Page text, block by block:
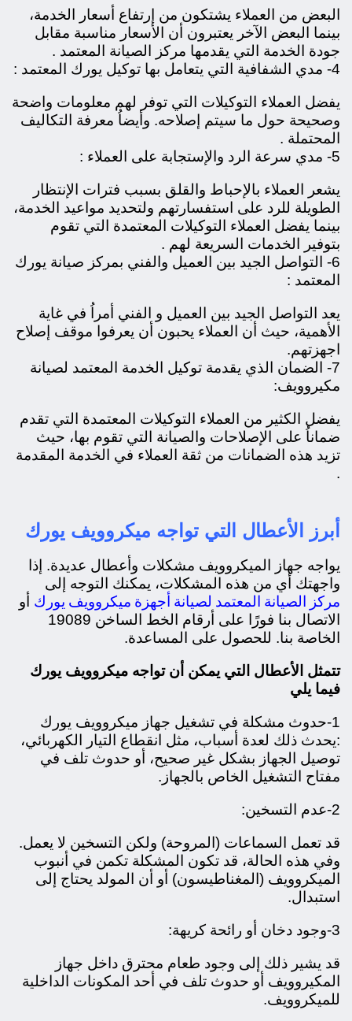
البعض من العملاء يشتكون من إرتفاع أسعار الخدمة،
بينما البعض الآخر يعتبرون أن الأسعار مناسبة مقابل
جودة الخدمة التي يقدمها مركز الصيانة المعتمد .
4- مدي الشفافية التي يتعامل بها توكيل يورك المعتمد :
يفضل العملاء التوكيلات التي توفر لهم معلومات واضحة
وصحيحة حول ما سيتم إصلاحه. وأيضاُ معرفة التكاليف
المحتملة .
5- مدي سرعة الرد والإستجابة على العملاء :
يشعر العملاء بالإحباط والقلق بسبب فترات الإنتظار
الطويلة للرد على استفسارتهم ولتحديد مواعيد الخدمة،
بينما يفضل العملاء التوكيلات المعتمدة التي تقوم
بتوفير الخدمات السريعة لهم .
6- التواصل الجيد بين العميل والفني بمركز صيانة يورك
المعتمد :
يعد التواصل الجيد بين العميل و الفني أمراُ في غاية
الأهمية، حيث أن العملاء يحبون أن يعرفوا موقف إصلاح
اجهزتهم.
7- الضمان الذي يقدمة توكيل الخدمة المعتمد لصيانة
مكيروويف:
يفضل الكثير من العملاء التوكيلات المعتمدة التي تقدم
ضماناُ على الإصلاحات والصيانة التي تقوم بها، حيث
تزيد هذه الضمانات من ثقة العملاء في الخدمة المقدمة
.
أبرز الأعطال التي تواجه ميكروويف يورك
يواجه جهاز الميكروويف مشكلات وأعطال عديدة. إذا
واجهتك أي من هذه المشكلات، يمكنك التوجه إلى
مركز الصيانة المعتمد لصيانة أجهزة ميكروويف يورك أو
الاتصال بنا فورًا على أرقام الخط الساخن 19089
الخاصة بنا. للحصول على المساعدة.
تتمثل الأعطال التي يمكن أن تواجه ميكروويف يورك
فيما يلي
1-حدوث مشكلة في تشغيل جهاز ميكروويف يورك
:يحدث ذلك لعدة أسباب، مثل انقطاع التيار الكهربائي،
توصيل الجهاز بشكل غير صحيح، أو حدوث تلف في
مفتاح التشغيل الخاص بالجهاز.
2-عدم التسخين:
قد تعمل السماعات (المروحة) ولكن التسخين لا يعمل.
وفي هذه الحالة، قد تكون المشكلة تكمن في أنبوب
الميكروويف (المغناطيسون) أو أن المولد يحتاج إلى
استبدال.
3-وجود دخان أو رائحة كريهة:
قد يشير ذلك إلى وجود طعام محترق داخل جهاز
المكيروويف أو حدوث تلف في أحد المكونات الداخلية
للميكروويف.